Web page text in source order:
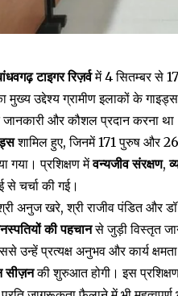
टाइगर रिज़र्वमें 4 सितम्बर से
उद्देश्य ग्रामीण इलाकों के
और कौशल प्रदान करना
शामिल हुए, जिनमें 171 पुरुष और 26
गया। प्रशिक्षण मेंवन्यजीव संरक्षण,
से चर्चा की गई।
अनुज खरे, श्री राजीव पंडित और
की पहचानसे जुड़ी विस्तृत
उन्हें प्रत्यक्ष अनुभव और कार्य
सीज़नकी शुरुआत होगी। इस